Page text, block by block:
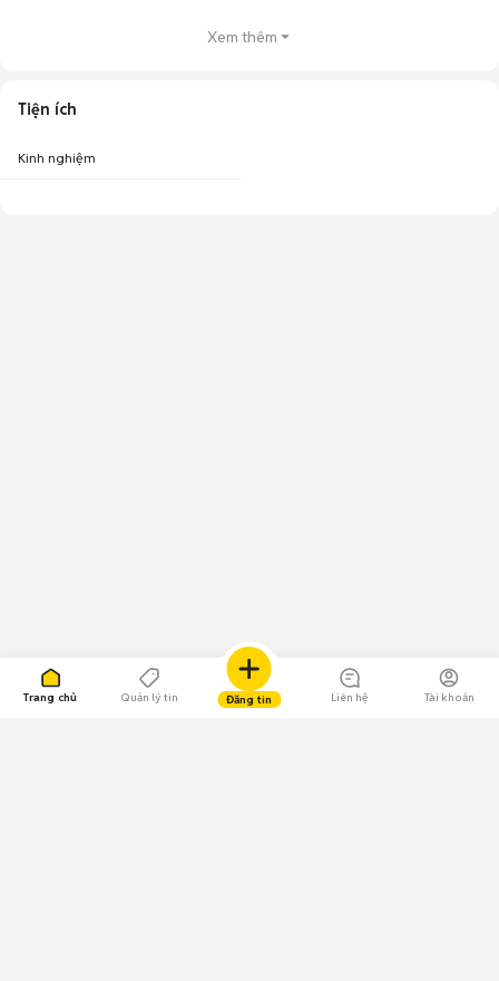
Trang chủ Quản lý tin Đăng tin Liên hệ Tài khoản
Xem thêm
Tiện ích
Kinh nghiệm